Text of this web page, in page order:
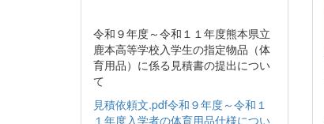
令和９年度～令和１１年度熊本県立
鹿本高等学校入学生の指定物品（体
育用品）に係る見積書の提出につい
て
見積依頼文.pdf令和９年度～令和１
１年度入学者の体育用品仕様につい